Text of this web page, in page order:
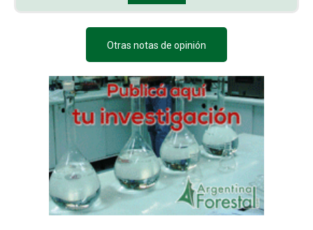
Otras notas de opinión